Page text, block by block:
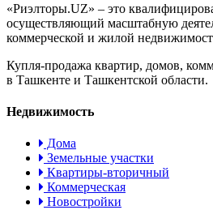
«Риэлторы.UZ» – это
осуществляющий масштабную
коммерческой и жилой
Купля-продажа квартир, домов,
в Ташкенте и Ташкентской области.
Недвижимость
Дома
Земельные участки
Квартиры-вторичный
Коммерческая
Новостройки